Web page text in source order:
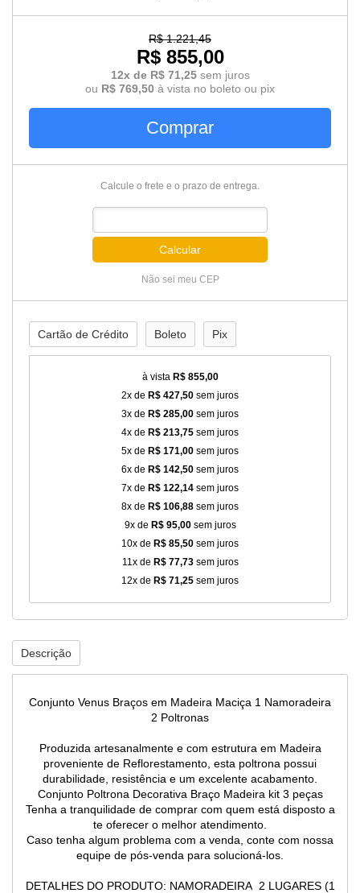
R$ 1.221,45
R$ 855,00
12x de R$ 71,25 sem juros
ou R$ 769,50 à vista no boleto ou pix
Comprar
Calcule o frete e o prazo de entrega.
Calcular
Não sei meu CEP
Cartão de Crédito Boleto Pix
à vista R$ 855,00
2x de R$ 427,50 sem juros
3x de R$ 285,00 sem juros
4x de R$ 213,75 sem juros
5x de R$ 171,00 sem juros
6x de R$ 142,50 sem juros
7x de R$ 122,14 sem juros
8x de R$ 106,88 sem juros
9x de R$ 95,00sem juros
10x de R$ 85,50 sem juros
11x de R$ 77,73sem juros
12x de R$ 71,25 sem juros
Descrição
Conjunto Venus Braços em Madeira Maciça 1 Namoradeira
2 Poltronas
Produzida artesanalmente e com estrutura em Madeira
proveniente de Reflorestamento, esta poltrona possui
durabilidade, resistência e um excelente acabamento.
Conjunto Poltrona Decorativa Braço Madeira kit 3 peças
Tenha a tranquilidade de comprar com quem está disposto a
te oferecer o melhor atendimento.
Caso tenha algum problema com a venda, conte com nossa
equipe de pós-venda para solucioná-los.
DETALHES DO PRODUTO: NAMORADEIRA 2 LUGARES (1